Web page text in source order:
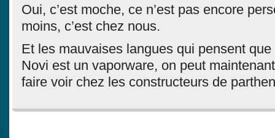
Oui, c’est moche, ce n’est pas encore
moins, c’est chez nous.
Et les mauvaises langues qui pensent
Novi est un vaporware, on peut
faire voir chez les constructeurs de